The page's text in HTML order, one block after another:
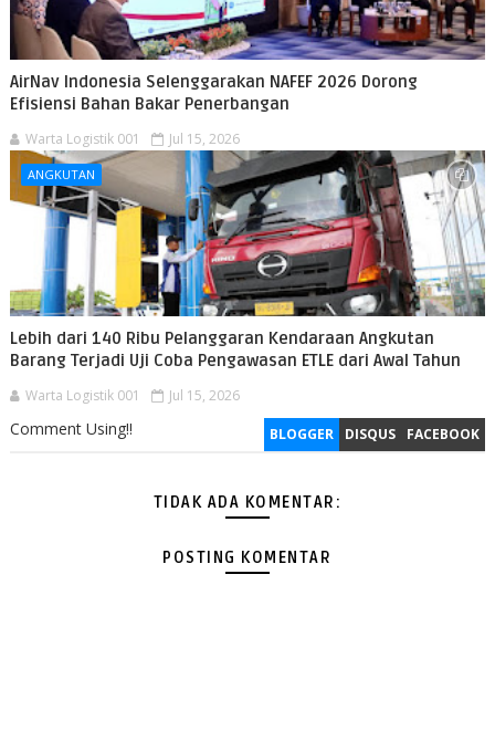
AirNav Indonesia Selenggarakan NAFEF 2026 Dorong
Efisiensi Bahan Bakar Penerbangan
Warta Logistik 001 Jul 15, 2026
ANGKUTAN
Lebih dari 140 Ribu Pelanggaran Kendaraan Angkutan
Barang Terjadi Uji Coba Pengawasan ETLE dari Awal Tahun
Warta Logistik 001 Jul 15, 2026
BLOGGER DISQUS FACEBOOK
Comment Using!!
TIDAK ADA KOMENTAR:
POSTING KOMENTAR